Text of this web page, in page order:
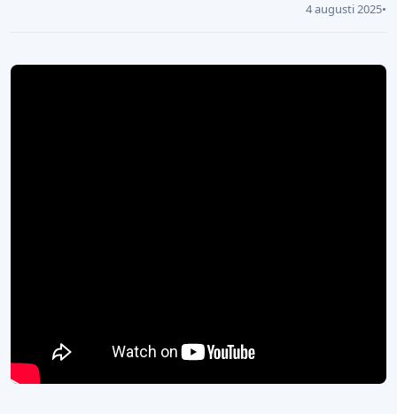
4 augusti 2025•